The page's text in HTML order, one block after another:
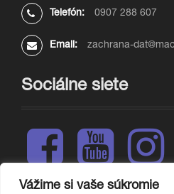
Vážime si vaše súkromie
Telefón: 0907 288 607
Email: zachrana-
Sociálne siete
F
c
b
Y
u
u
s
L